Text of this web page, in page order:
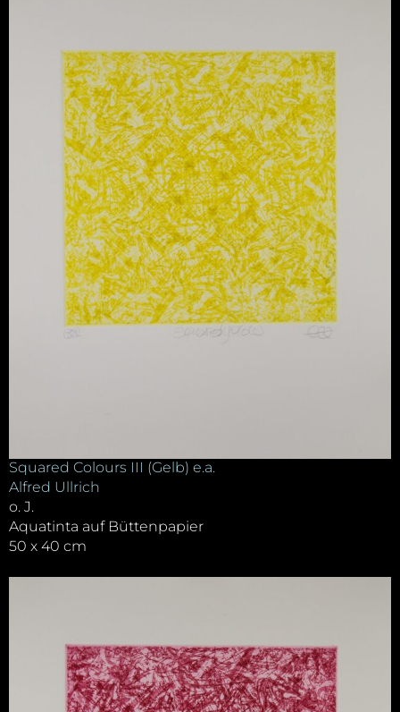
Squared Colours III (Gelb) e.a.
Alfred Ullrich
o. J.
Aquatinta auf Büttenpapier
50 x 40 cm